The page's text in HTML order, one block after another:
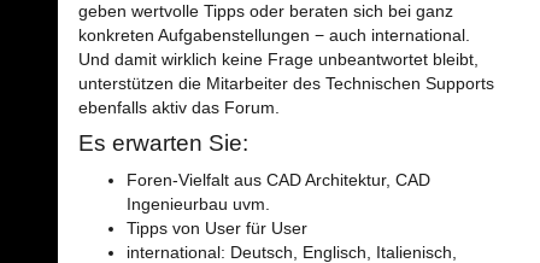
geben wertvolle Tipps oder beraten sich bei ganz
konkreten Aufgabenstellungen − auch international.
Und damit wirklich keine Frage unbeantwortet bleibt,
unterstützen die Mitarbeiter des Technischen Supports
ebenfalls aktiv das Forum.
Es erwarten Sie:
Foren-Vielfalt aus CAD Architektur, CAD
Ingenieurbau uvm.
Tipps von User für User
international: Deutsch, Englisch, Italienisch,